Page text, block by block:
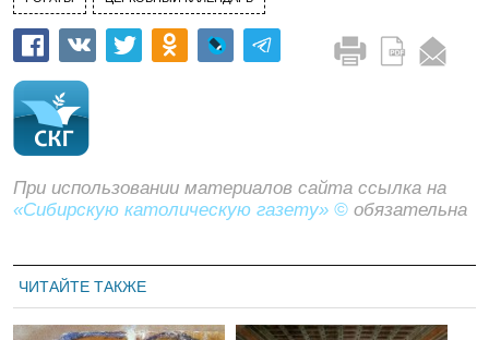
При использовании материалов сайта ссылка на
«Сибирскую католическую газету» © обязательна
ЧИТАЙТЕ ТАКЖЕ